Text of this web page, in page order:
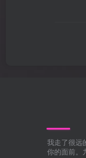
我走了很远
你的面前。